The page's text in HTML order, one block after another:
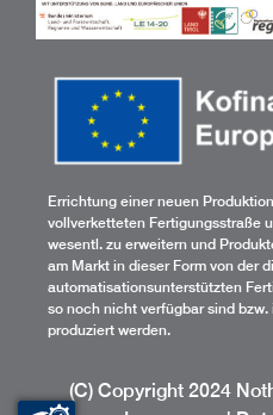
Errichtung einer neuen
vollverketteten Fertigungsstraße
wesentl. zu erweitern und
am Markt in dieser Form von der
automatisationsunterstützten
so noch nicht verfügbar sind
produziert werden.
(C) Copyright 2024